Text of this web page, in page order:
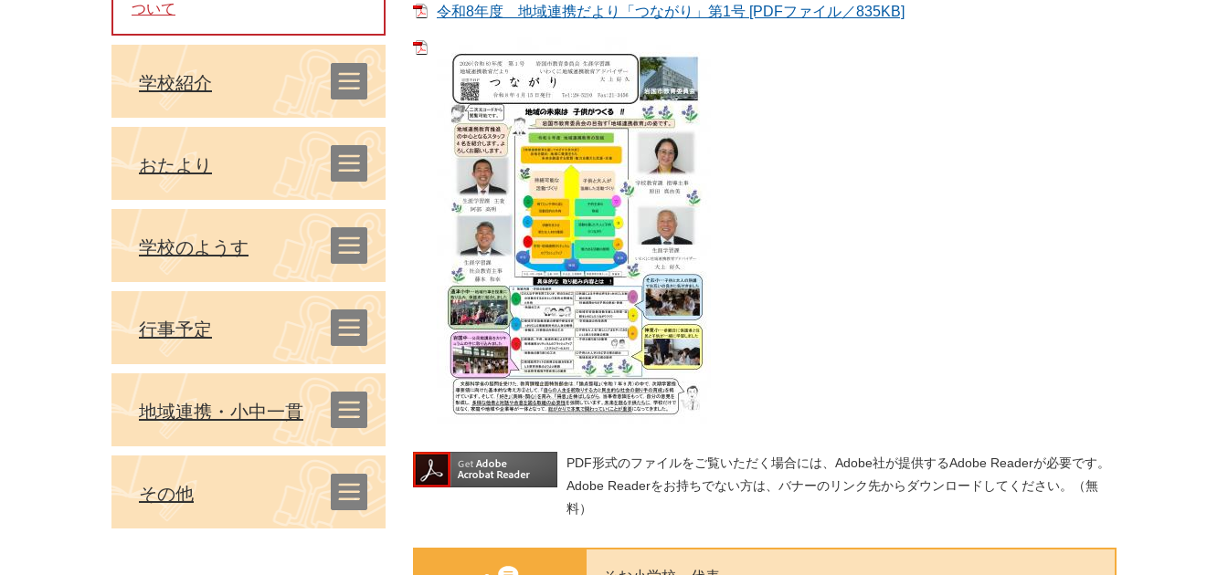
令和8年度 地域連携だより「つながり」第1号 [PDFファイル／835KB]
PDF形式のファイルをご覧いただく場合には、Adobe社が提供するAdobe Readerが必要です。
Adobe Readerをお持ちでない方は、バナーのリンク先からダウンロードしてください。（無
料）
ついて
学校紹介
おたより
学校のようす
行事予定
地域連携・小中一貫
その他